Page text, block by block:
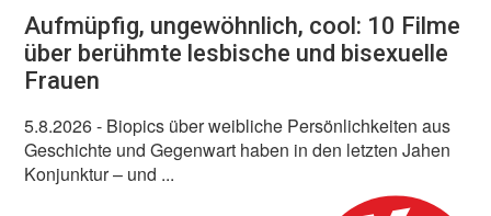
Aufmüpfig, ungewöhnlich, cool: 10 Filme
über berühmte lesbische und bisexuelle
Frauen
5.8.2026- Biopics über weibliche Persönlichkeiten aus
Geschichte und Gegenwart haben in den letzten Jahen
Konjunktur – und ...